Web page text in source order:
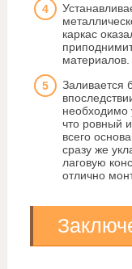
каркас
материалов.
Заливается
необходимо
что ровный
всего
сразу же
лаговую
отлично